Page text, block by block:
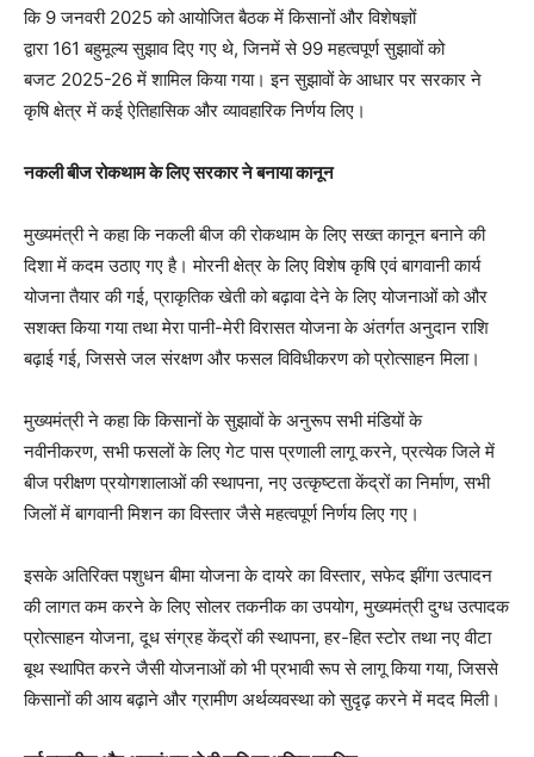
कि 9 जनवरी 2025 को आयोजित बैठक में किसानों और विशेषज्ञों
द्वारा 161 बहुमूल्य सुझाव दिए गए थे, जिनमें से 99 महत्वपूर्ण सुझावों को
बजट 2025-26 में शामिल किया गया। इन सुझावों के आधार पर सरकार ने
कृषि क्षेत्र में कई ऐतिहासिक और व्यावहारिक निर्णय लिए।
नकली बीज रोकथाम के लिए सरकार ने बनाया कानून
मुख्यमंत्री ने कहा कि नकली बीज की रोकथाम के लिए सख्त कानून बनाने की
दिशा में कदम उठाए गए है। मोरनी क्षेत्र के लिए विशेष कृषि एवं बागवानी कार्य
योजना तैयार की गई, प्राकृतिक खेती को बढ़ावा देने के लिए योजनाओं को और
सशक्त किया गया तथा मेरा पानी-मेरी विरासत योजना के अंतर्गत अनुदान राशि
बढ़ाई गई, जिससे जल संरक्षण और फसल विविधीकरण को प्रोत्साहन मिला।
मुख्यमंत्री ने कहा कि किसानों के सुझावों के अनुरूप सभी मंडियों के
नवीनीकरण, सभी फसलों के लिए गेट पास प्रणाली लागू करने, प्रत्येक जिले में
बीज परीक्षण प्रयोगशालाओं की स्थापना, नए उत्कृष्टता केंद्रों का निर्माण, सभी
जिलों में बागवानी मिशन का विस्तार जैसे महत्वपूर्ण निर्णय लिए गए।
इसके अतिरिक्त पशुधन बीमा योजना के दायरे का विस्तार, सफेद झींगा उत्पादन
की लागत कम करने के लिए सोलर तकनीक का उपयोग, मुख्यमंत्री दुग्ध उत्पादक
प्रोत्साहन योजना, दूध संग्रह केंद्रों की स्थापना, हर-हित स्टोर तथा नए वीटा
बूथ स्थापित करने जैसी योजनाओं को भी प्रभावी रूप से लागू किया गया, जिससे
किसानों की आय बढ़ाने और ग्रामीण अर्थव्यवस्था को सुदृढ़ करने में मदद मिली।